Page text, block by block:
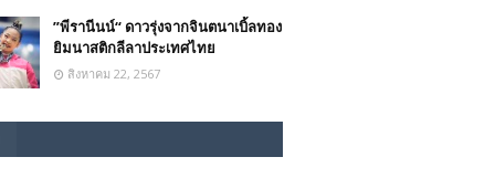
”พีรานีนน์“​ ดาวรุ่งจากจินตนาเบิ้ลทอง
ยิมนาสติกลีลาประเทศไทย
สิงหาคม 22, 2567